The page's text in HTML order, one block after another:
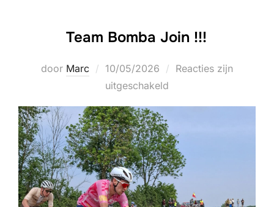
Team Bomba Join !!!
door Marc
Geplaatst
op
10/05/2026
Reacties zijn
uitgeschakeld